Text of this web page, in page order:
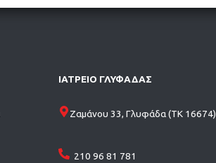
ΙΑΤΡΕΙΟ ΓΛΥΦΑΔΑΣ
Ζαμάνου 33, Γλυφάδα (ΤΚ 16674)
210 96 81 781